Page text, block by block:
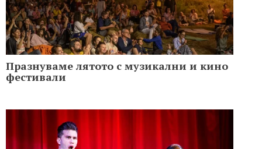
Празнуваме лятото с музикални и кино
фестивали